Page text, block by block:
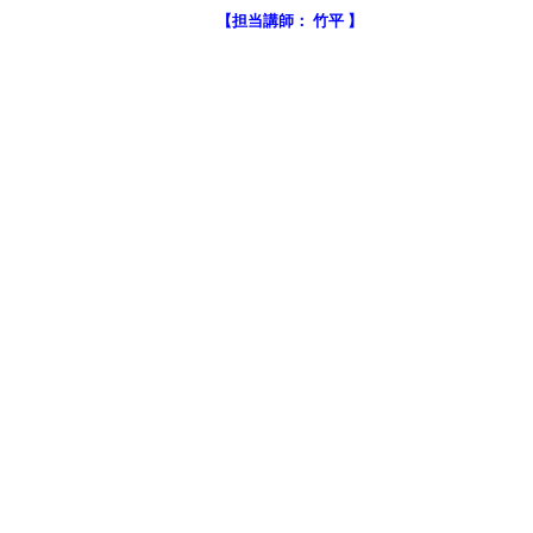
【担当講師： 竹平 】